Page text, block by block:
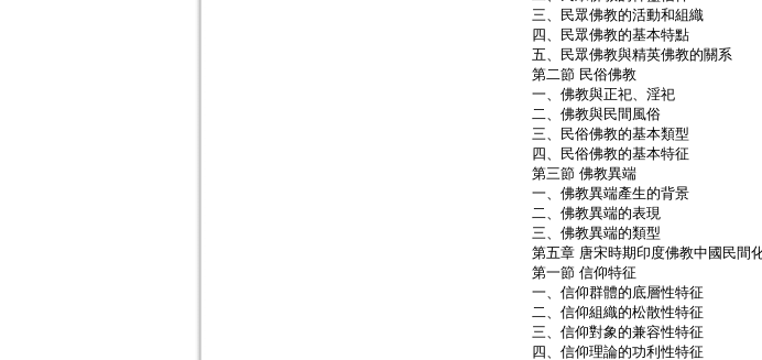
三、民眾佛教的活動和組織
四、民眾佛教的基本特點
五、民眾佛教與精英佛教的關系
第二節 民俗佛教
一、佛教與正祀、淫祀
二、佛教與民間風俗
三、民俗佛教的基本類型
四、民俗佛教的基本特征
第三節 佛教異端
一、佛教異端產生的背景
二、佛教異端的表現
三、佛教異端的類型
第五章 唐宋時期印度佛教中國民間
第一節 信仰特征
一、信仰群體的底層性特征
二、信仰組織的松散性特征
三、信仰對象的兼容性特征
四、信仰理論的功利性特征